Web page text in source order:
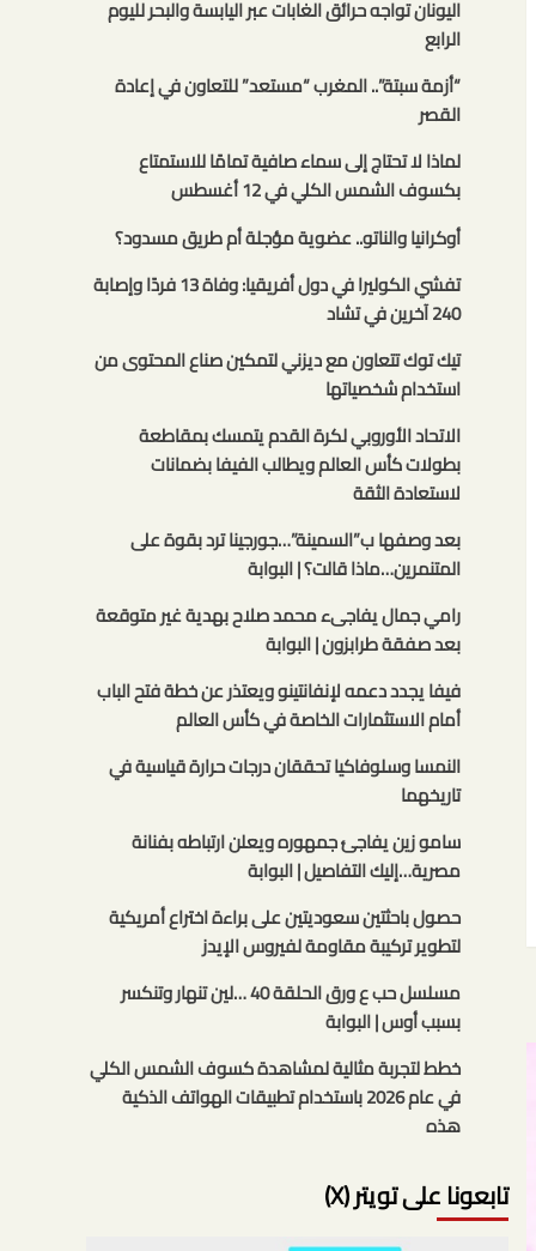
اليونان تواجه حرائق الغابات عبر اليابسة والبحر لليوم
الرابع
“أزمة سبتة”.. المغرب “مستعد” للتعاون في إعادة
القصر
لماذا لا تحتاج إلى سماء صافية تمامًا للاستمتاع
بكسوف الشمس الكلي في 12 أغسطس
أوكرانيا والناتو.. عضوية مؤجلة أم طريق مسدود؟
تفشي الكوليرا في دول أفريقيا: وفاة 13 فردًا وإصابة
240 آخرين في تشاد
تيك توك تتعاون مع ديزني لتمكين صناع المحتوى من
استخدام شخصياتها
الاتحاد الأوروبي لكرة القدم يتمسك بمقاطعة
بطولات كأس العالم ويطالب الفيفا بضمانات
لاستعادة الثقة
بعد وصفها ب”السمينة”…جورجينا ترد بقوة على
المتنمرين…ماذا قالت؟ | البوابة
رامي جمال يفاجىء محمد صلاح بهدية غير متوقعة
بعد صفقة طرابزون | البوابة
فيفا يجدد دعمه لإنفانتينو ويعتذر عن خطة فتح الباب
أمام الاستثمارات الخاصة في كأس العالم
النمسا وسلوفاكيا تحققان درجات حرارة قياسية في
تاريخهما
سامو زين يفاجئ جمهوره ويعلن ارتباطه بفنانة
مصرية…إليك التفاصيل | البوابة
حصول باحثتين سعوديتين على براءة اختراع أمريكية
لتطوير تركيبة مقاومة لفيروس الإيدز
مسلسل حب ع ورق الحلقة 40 …لين تنهار وتنكسر
بسبب أوس | البوابة
خطط لتجربة مثالية لمشاهدة كسوف الشمس الكلي
في عام 2026 باستخدام تطبيقات الهواتف الذكية
هذه
تابعونا على تويتر (X)